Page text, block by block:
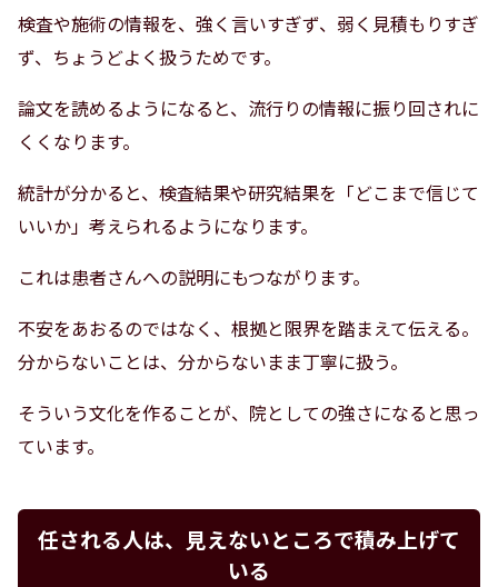
検査や施術の情報を、強く言いすぎず、弱く見積もりすぎ
ず、ちょうどよく扱うためです。
論文を読めるようになると、流行りの情報に振り回されに
くくなります。
統計が分かると、検査結果や研究結果を「どこまで信じて
いいか」考えられるようになります。
これは患者さんへの説明にもつながります。
不安をあおるのではなく、根拠と限界を踏まえて伝える。
分からないことは、分からないまま丁寧に扱う。
そういう文化を作ることが、院としての強さになると思っ
ています。
任される人は、見えないところで積み上げて
いる